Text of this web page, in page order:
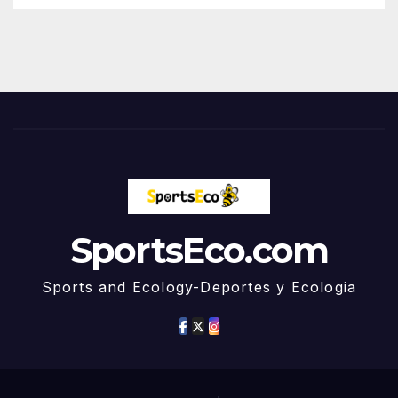
SportsEco.com
Sports and Ecology-Deportes y Ecologia